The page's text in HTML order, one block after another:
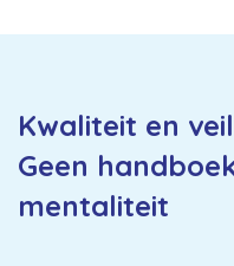
Kwaliteit en
Geen
mentaliteit